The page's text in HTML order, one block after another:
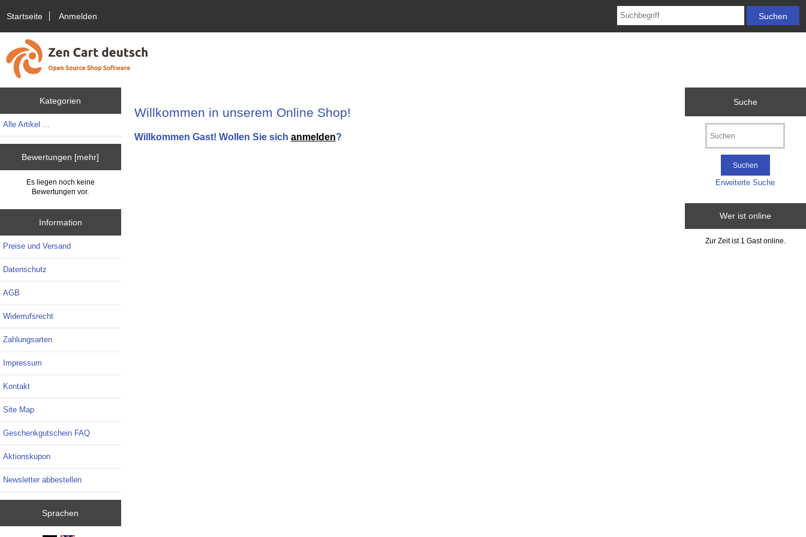
Startseite Anmelden
Kategorien
Alle Artikel ...
Bewertungen [mehr]
Es liegen noch keine
Bewertungen vor.
Information
Preise und Versand
Datenschutz
AGB
Widerrufsrecht
Zahlungsarten
Impressum
Kontakt
Site Map
Geschenkgutschein FAQ
Aktionskupon
Newsletter abbestellen
Sprachen
Willkommen in unserem Online Shop!
Willkommen Gast! Wollen Sie sich anmelden?
Suche
Erweiterte Suche
Wer ist online
Zur Zeit ist 1 Gast online.